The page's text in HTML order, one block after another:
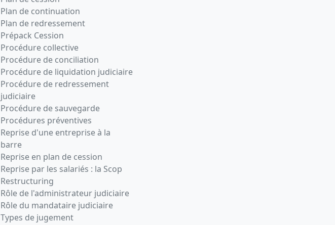
Plan de continuation
Plan de redressement
Prépack Cession
Procédure collective
Procédure de conciliation
Procédure de liquidation judiciaire
Procédure de redressement
judiciaire
Procédure de sauvegarde
Procédures préventives
Reprise d'une entreprise à la
barre
Reprise en plan de cession
Reprise par les salariés : la Scop
Restructuring
Rôle de l'administrateur judiciaire
Rôle du mandataire judiciaire
Types de jugement